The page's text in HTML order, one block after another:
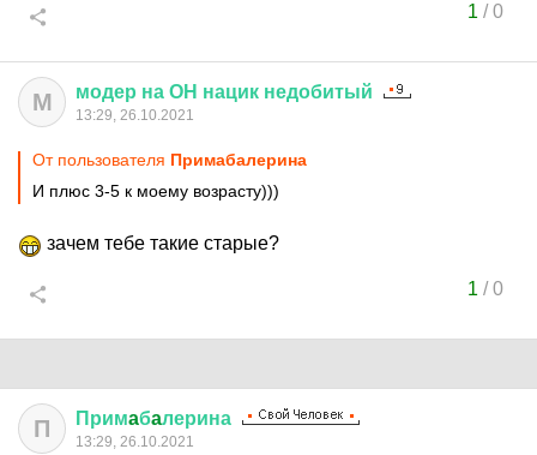
1 /0
М модер на ОН нацик недобитый
13:29, 26.10.2021
От пользователя Примaбaлерина
И плюс 3-5 к моему возрасту)))
зачем тебе такие старые?
1 /0
П Примaбaлерина
13:29, 26.10.2021